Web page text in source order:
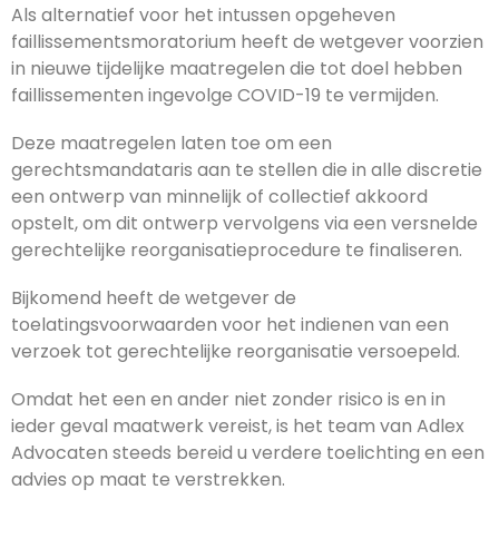
Als alternatief voor het intussen opgeheven
faillissementsmoratorium heeft de wetgever voorzien
in nieuwe tijdelijke maatregelen die tot doel hebben
faillissementen ingevolge COVID-19 te vermijden.
Deze maatregelen laten toe om een
gerechtsmandataris aan te stellen die in alle discretie
een ontwerp van minnelijk of collectief akkoord
opstelt, om dit ontwerp vervolgens via een versnelde
gerechtelijke reorganisatieprocedure te finaliseren.
Bijkomend heeft de wetgever de
toelatingsvoorwaarden voor het indienen van een
verzoek tot gerechtelijke reorganisatie versoepeld.
Omdat het een en ander niet zonder risico is en in
ieder geval maatwerk vereist, is het team van Adlex
Advocaten steeds bereid u verdere toelichting en een
advies op maat te verstrekken.